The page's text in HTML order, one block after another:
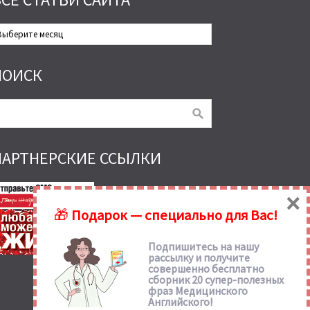
ССЫЛКИ
🎁 Подарок — специально для Вас!
Подпишитесь на нашу
рассылку и получите
совершенно бесплатно
сборник 20 супер-полезных
фраз Медицинского
Английского!
×